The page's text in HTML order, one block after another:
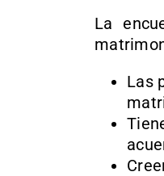
La
Las